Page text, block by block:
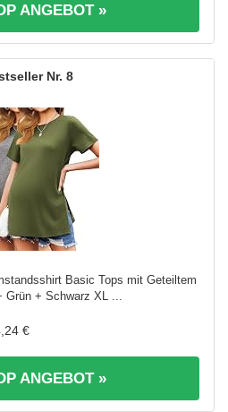
ANGEBOT »
8
Basic Tops mit Geteiltem
Grün + Schwarz XL ...
€
ANGEBOT »